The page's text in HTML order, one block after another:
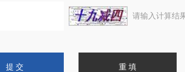
请输入计算结